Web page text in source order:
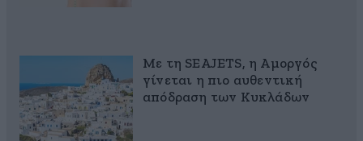
Με τη SEAJETS, η Αμοργός
γίνεται η πιο αυθεντική
απόδραση των Κυκλάδων